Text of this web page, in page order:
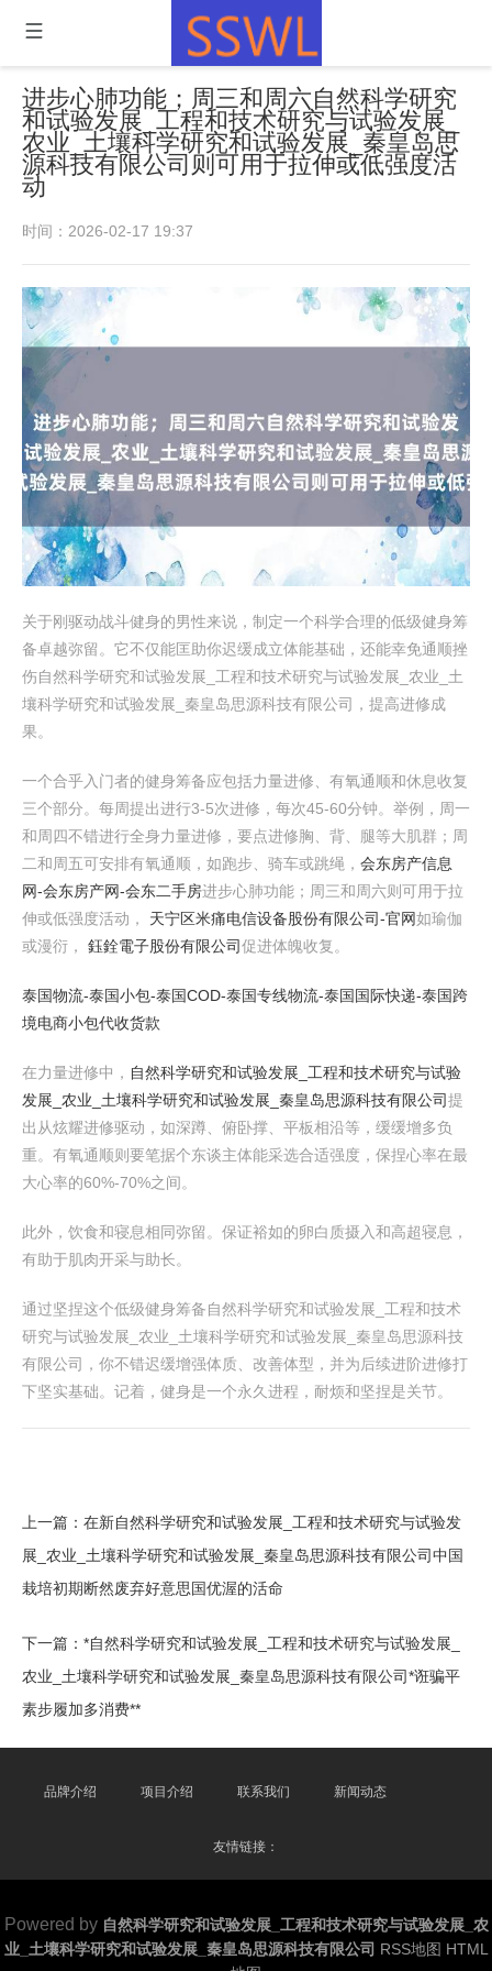
进步心肺功能；周三和周六自然科学研究
和试验发展_工程和技术研究与试验发展_
农业_土壤科学研究和试验发展_秦皇岛思
源科技有限公司则可用于拉伸或低强度活
动
时间：2026-02-17 19:37
关于刚驱动战斗健身的男性来说，制定一个科学合理的低级健身筹
备卓越弥留。它不仅能匡助你迟缓成立体能基础，还能幸免通顺挫
伤自然科学研究和试验发展_工程和技术研究与试验发展_农业_土
壤科学研究和试验发展_秦皇岛思源科技有限公司，提高进修成
果。
一个合乎入门者的健身筹备应包括力量进修、有氧通顺和休息收复
三个部分。每周提出进行3-5次进修，每次45-60分钟。举例，周一
和周四不错进行全身力量进修，要点进修胸、背、腿等大肌群；周
二和周五可安排有氧通顺，如跑步、骑车或跳绳， 会东房产信息
网-会东房产网-会东二手房进步心肺功能；周三和周六则可用于拉
伸或低强度活动， 天宁区米痛电信设备股份有限公司-官网如瑜伽
或漫衍， 鈺銓電子股份有限公司促进体魄收复。
泰国物流-泰国小包-泰国COD-泰国专线物流-泰国国际快递-泰国跨
境电商小包代收货款
在力量进修中， 自然科学研究和试验发展_工程和技术研究与试验
发展_农业_土壤科学研究和试验发展_秦皇岛思源科技有限公司提
出从炫耀进修驱动，如深蹲、俯卧撑、平板相沿等，缓缓增多负
重。有氧通顺则要笔据个东谈主体能采选合适强度，保捏心率在最
大心率的60%-70%之间。
此外，饮食和寝息相同弥留。保证裕如的卵白质摄入和高超寝息，
有助于肌肉开采与助长。
通过坚捏这个低级健身筹备自然科学研究和试验发展_工程和技术
研究与试验发展_农业_土壤科学研究和试验发展_秦皇岛思源科技
有限公司，你不错迟缓增强体质、改善体型，并为后续进阶进修打
下坚实基础。记着，健身是一个永久进程，耐烦和坚捏是关节。
上一篇： 在新自然科学研究和试验发展_工程和技术研究与试验发
展_农业_土壤科学研究和试验发展_秦皇岛思源科技有限公司中国
栽培初期断然废弃好意思国优渥的活命
下一篇： *自然科学研究和试验发展_工程和技术研究与试验发展_
农业_土壤科学研究和试验发展_秦皇岛思源科技有限公司*诳骗平
素步履加多消费**
品牌介绍 项目介绍 联系我们 新闻动态
友情链接：
Powered by 自然科学研究和试验发展_工程和技术研究与试验发展_农
业_土壤科学研究和试验发展_秦皇岛思源科技有限公司 RSS地图 HTML